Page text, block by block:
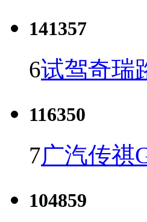
141357
6试驾奇瑞
116350
7广汽传祺
104859